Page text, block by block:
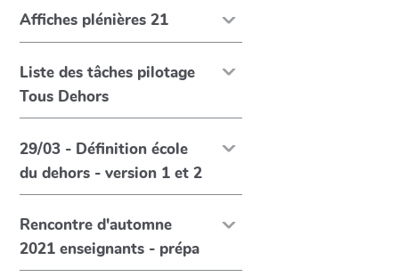
Affiches plénières 21
Liste des tâches pilotage
Tous Dehors
29/03 - Définition école
du dehors - version 1 et 2
Rencontre d'automne
2021 enseignants - prépa